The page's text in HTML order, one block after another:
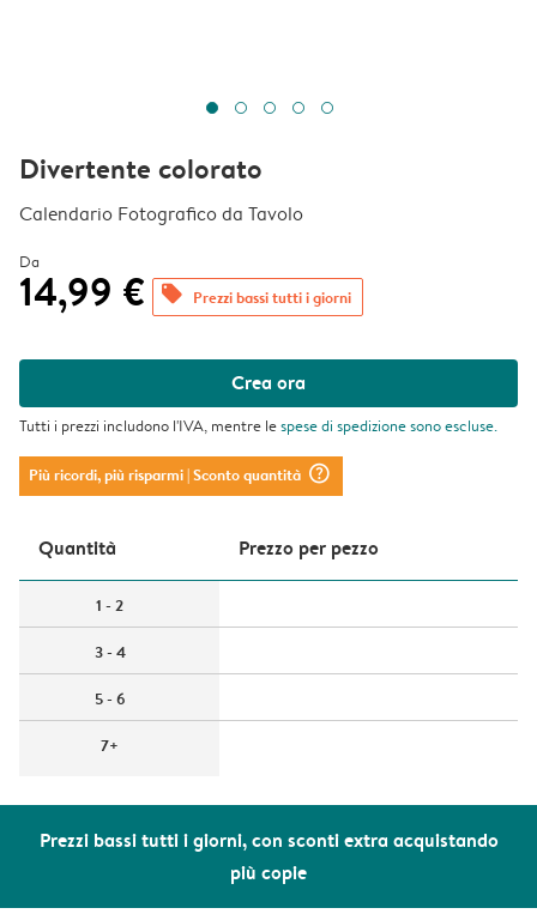
Prezzi bassi tutti i giorni, con sconti extra acquistando
più copie
Divertente colorato
Calendario Fotografico da Tavolo
Da
14,99 € offers Prezzi bassi tutti i giorni
Crea ora
Tutti i prezzi includono l'IVA, mentre lespese di spedizionesono escluse.
Più ricordi, più risparmi| Sconto quantità question_mark_circle
Quantità Prezzo per pezzo
1 - 2
3 - 4
5 - 6
7+